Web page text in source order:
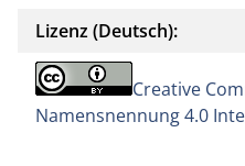
Lizenz (Deutsch):
Creative
Namensnennung 4.0